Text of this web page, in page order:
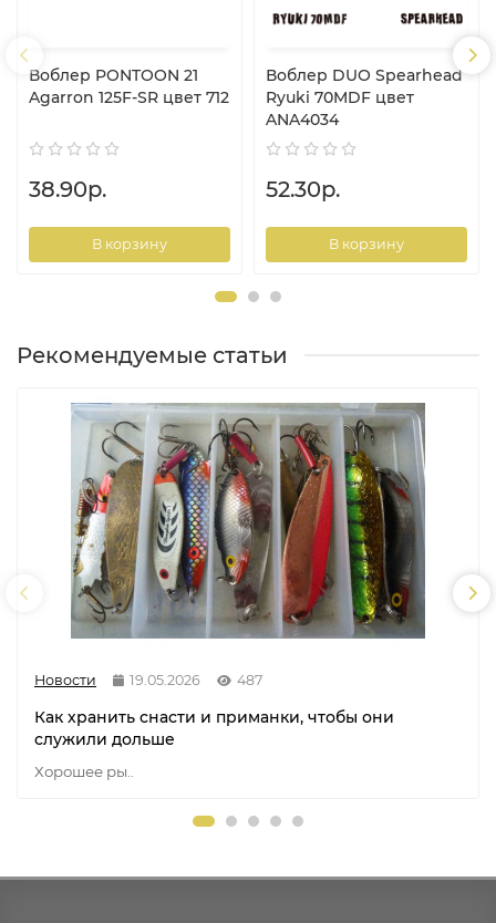
Воблер PONTOON 21
Agarron 125F-SR цвет 712
38.90р.
В корзину
Воблер DUO Spearhead
Ryuki 70MDF цвет
ANA4034
52.30р.
В корзину
Рекомендуемые статьи
Новости 19.05.2026 487
Как хранить снасти и приманки, чтобы они
служили дольше
Хорошее ры..